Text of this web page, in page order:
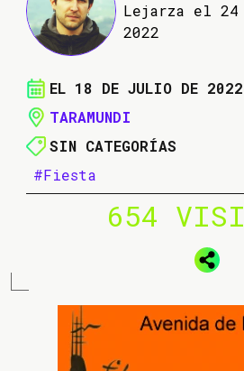
Lejarza el
2022
EL 18 DE JULIO DE 2022
TARAMUNDI
SIN CATEGORÍAS
#Fiesta
654